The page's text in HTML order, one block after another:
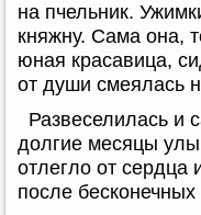
на пчельник.
княжну. Сама она,
юная красавица,
от души смеялась
Развеселилась и
долгие месяцы
отлегло от сердца
после